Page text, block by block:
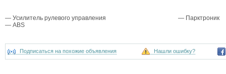
— Усилитель рулевого управления
— ABS
— Парктроник
Подписаться на похожие объявления Нашли ошибку?